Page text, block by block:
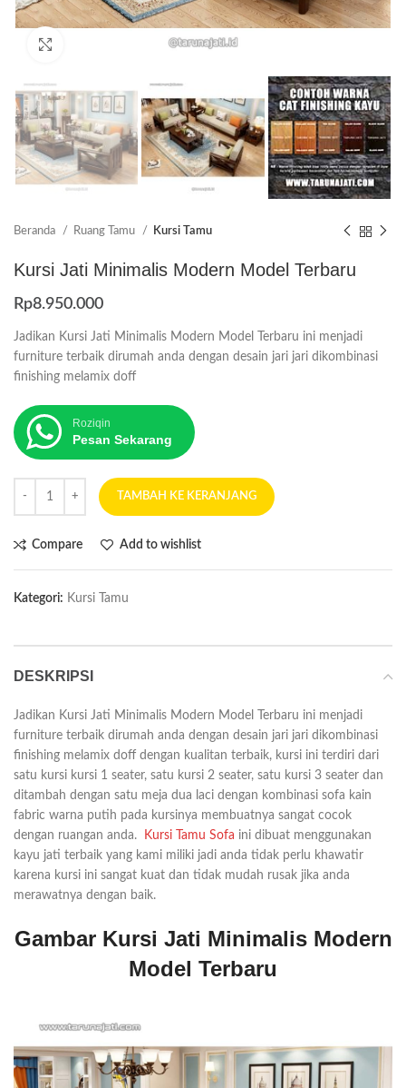
Beranda Ruang Tamu Kursi Tamu
Kursi Jati Minimalis Modern Model Terbaru
Rp8.950.000
Jadikan Kursi Jati Minimalis Modern Model Terbaru ini menjadi
furniture terbaik dirumah anda dengan desain jari jari dikombinasi
finishing melamix doff
Roziqin
Pesan Sekarang
TAMBAH KE KERANJANG
Compare Add to wishlist
Kategori: Kursi Tamu
DESKRIPSI
Jadikan Kursi Jati Minimalis Modern Model Terbaru ini menjadi
furniture terbaik dirumah anda dengan desain jari jari dikombinasi
finishing melamix doff dengan kualitan terbaik, kursi ini terdiri dari
satu kursi kursi 1 seater, satu kursi 2 seater, satu kursi 3 seater dan
ditambah dengan satu meja dua laci dengan kombinasi sofa kain
fabric warna putih pada kursinya membuatnya sangat cocok
dengan ruangan anda.
Kursi Tamu Sofa ini dibuat menggunakan
kayu jati terbaik yang kami miliki jadi anda tidak perlu khawatir
karena kursi ini sangat kuat dan tidak mudah rusak jika anda
merawatnya dengan baik.
Gambar Kursi Jati Minimalis Modern
Model Terbaru